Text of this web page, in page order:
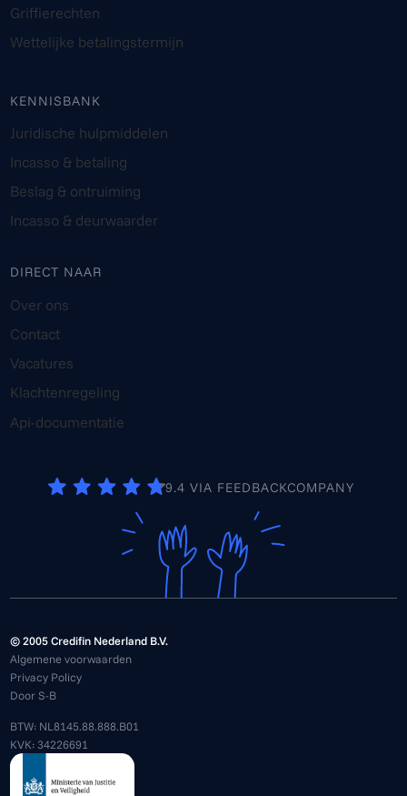
Griffierechten
Wettelijke betalingstermijn
KENNISBANK
Juridische hulpmiddelen
Incasso & betaling
Beslag & ontruiming
Incasso & deurwaarder
DIRECT NAAR
Over ons
Contact
Vacatures
Klachtenregeling
Api-documentatie
9.4 VIA FEEDBACKCOMPANY
© 2005 Credifin Nederland B.V.
Algemene voorwaarden
Privacy Policy
Door S-B
BTW: NL8145.88.888.B01
KVK: 34226691